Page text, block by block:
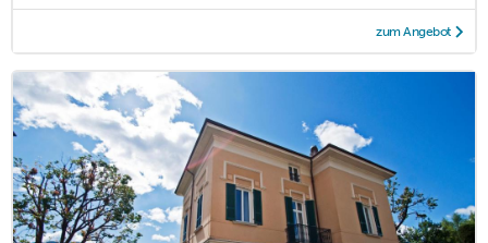
zum Angebot